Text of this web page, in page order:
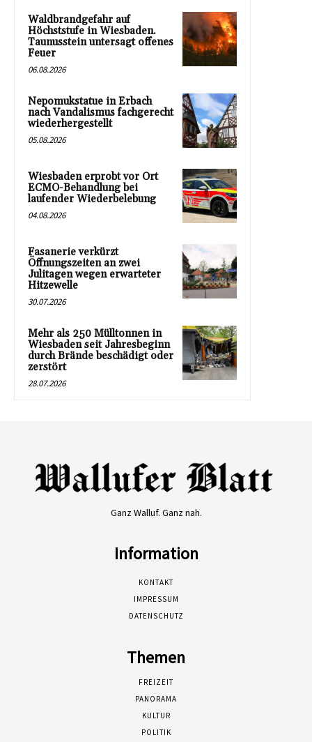
Waldbrandgefahr auf
Höchststufe in Wiesbaden.
Taunusstein untersagt offenes
Feuer
06.08.2026
Nepomukstatue in Erbach
nach Vandalismus fachgerecht
wiederhergestellt
05.08.2026
Wiesbaden erprobt vor Ort
ECMO-Behandlung bei
laufender Wiederbelebung
04.08.2026
Fasanerie verkürzt
Öffnungszeiten an zwei
Julitagen wegen erwarteter
Hitzewelle
30.07.2026
Mehr als 250 Mülltonnen in
Wiesbaden seit Jahresbeginn
durch Brände beschädigt oder
zerstört
28.07.2026
Ganz Walluf. Ganz nah.
Information
KONTAKT
IMPRESSUM
DATENSCHUTZ
Themen
FREIZEIT
PANORAMA
KULTUR
POLITIK